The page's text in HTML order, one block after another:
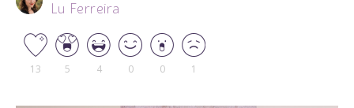
Lu Ferreira
13 5 4 0 0 1